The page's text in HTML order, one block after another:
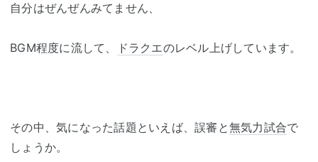
自分はぜんぜんみてません、
BGM程度に流して、 ドラクエのレベル上げしています。
その中、気になった話題といえば、誤審と無気力試合で
しょうか。